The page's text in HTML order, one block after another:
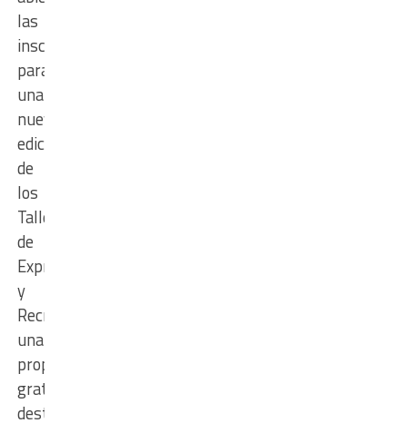
las
inscripciones
para
una
nueva
edición
de
los
Talleres
de
Expresión
y
Recreación,
una
propuesta
gratuita
destinada